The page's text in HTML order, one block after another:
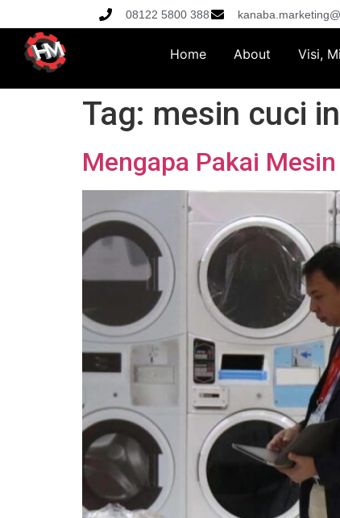
08122 5800 388
Home About Visi,
Tag: mesin cuci
Mengapa Pakai